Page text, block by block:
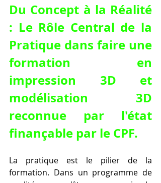
Du Concept à la Réalité
: Le Rôle Central de la
Pratique dans faire une
formation en
impression 3D et
modélisation 3D
reconnue par l'état
finançable par le CPF.
La pratique est le pilier de la
formation. Dans un programme de